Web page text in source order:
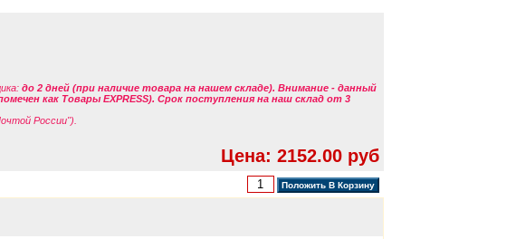
: до 2 дней (при наличие товара на нашем складе). Внимание - данный
как Товары EXPRESS). Срок поступления на наш склад от 3
России").
Цена: 2152.00 руб